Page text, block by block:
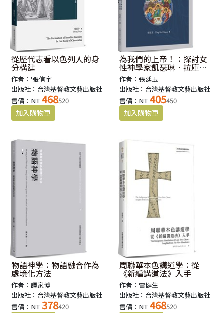
從歷代志看以色列人的身
分構建
作者：'張信宇
出版社：台灣基督教文藝出版社
售價：NT 468520
為我們的上帝！：探討女
性神學家凱瑟琳．拉庫娜
神學思維
作者：張廷玉
出版社：台灣基督教文藝出版社
售價：NT 405450
物語神學：物語融合作為
處境化方法
作者：譚家博
出版社：台灣基督教文藝出版社
售價：NT 378420
周聯華本色講道學：從
《新編講道法》入手
作者：雷健生
出版社：台灣基督教文藝出版社
售價：NT 468520